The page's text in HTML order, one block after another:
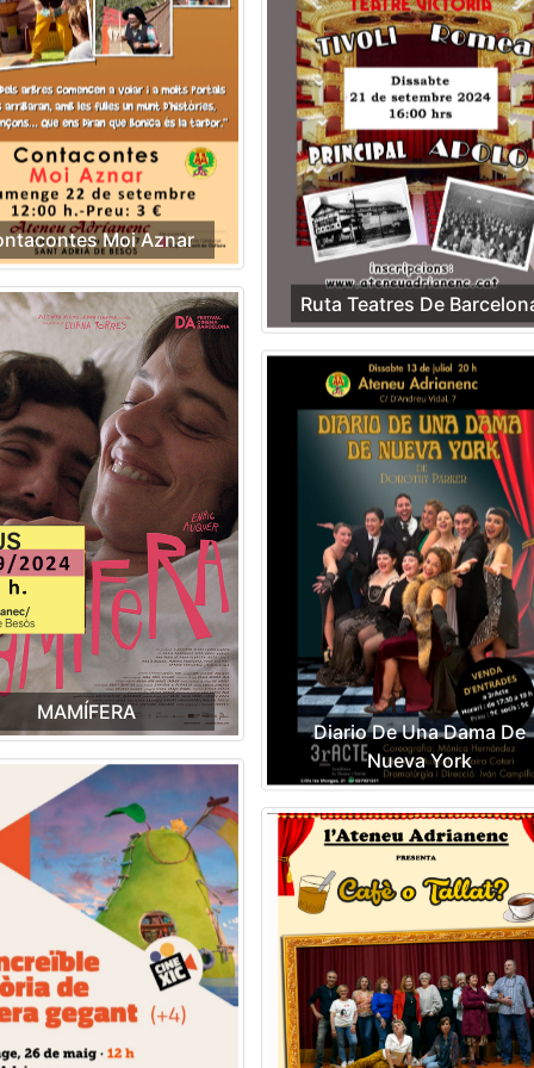
Moi Aznar
Ruta Teatres De
MAMÍFERA
Diario De Una Dama De
Nueva York